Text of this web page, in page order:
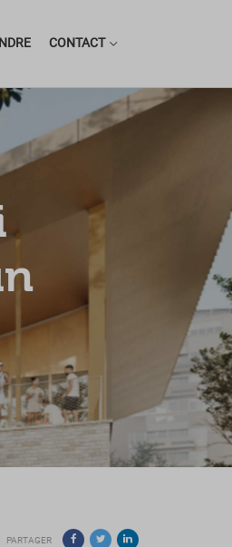
CONTACT
PARTAGER